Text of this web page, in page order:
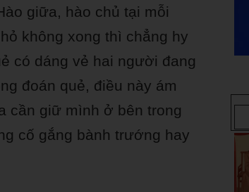
giữa, hào chủ tại mỗi
không xong thì chẳng hy
có dáng vẻ hai người đang
đoán quẻ, điều này ám
cần giữ mình ở bên trong
cố gắng bành trướng hay